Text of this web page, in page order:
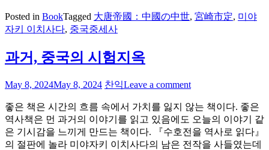
Posted in BookTagged 大唐帝國：中國の中世, 宮崎市定, 미야
자키 이치사다, 중국중세사
과거, 중국의 시험지옥
May 8, 2024May 8, 2024 찬익Leave a comment
좋은 책은 시간의 흐름 속에서 가치를 잃지 않는 책이다. 좋은
역사책은 먼 과거의 이야기를 읽고 있음에도 오늘의 이야기 같
은 기시감을 느끼게 만드는 책이다. 『수호전을 역사로 읽다』
의 절판에 놀라 미야자키 이치사다의 남은 전작을 사들였는데